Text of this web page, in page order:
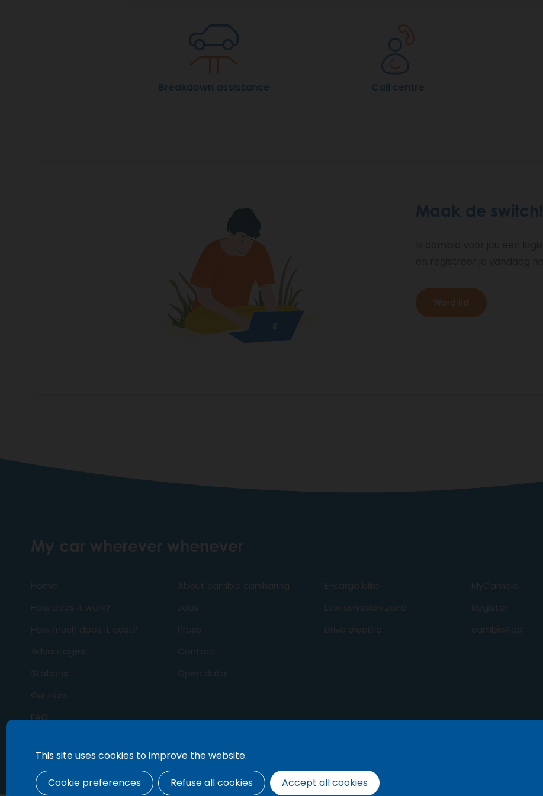
Breakdown assistance Call centre
Maak de switch!
Word lid
My car wherever whenever
Home
How does it work?
How much does it cost?
Advantages
Stations
Our cars
FAQ
About cambio carsharing
Jobs
Press
Contact
Open data
E-cargo bike
Low emission zone
Drive electric
MyCambio
Register
cambioApp
This site uses cookies to improve the website.
Cookie preferences
Refuse all cookies Accept all cookies